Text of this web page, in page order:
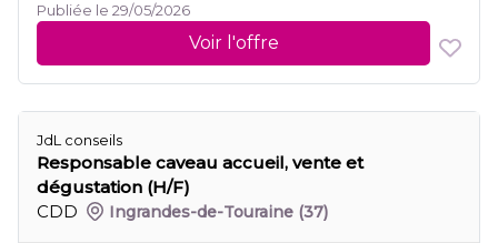
Publiée le 29/05/2026
Voir l'offre
JdL conseils
Responsable caveau accueil, vente et
dégustation (H/F)
CDD
Ingrandes-de-Touraine (37)